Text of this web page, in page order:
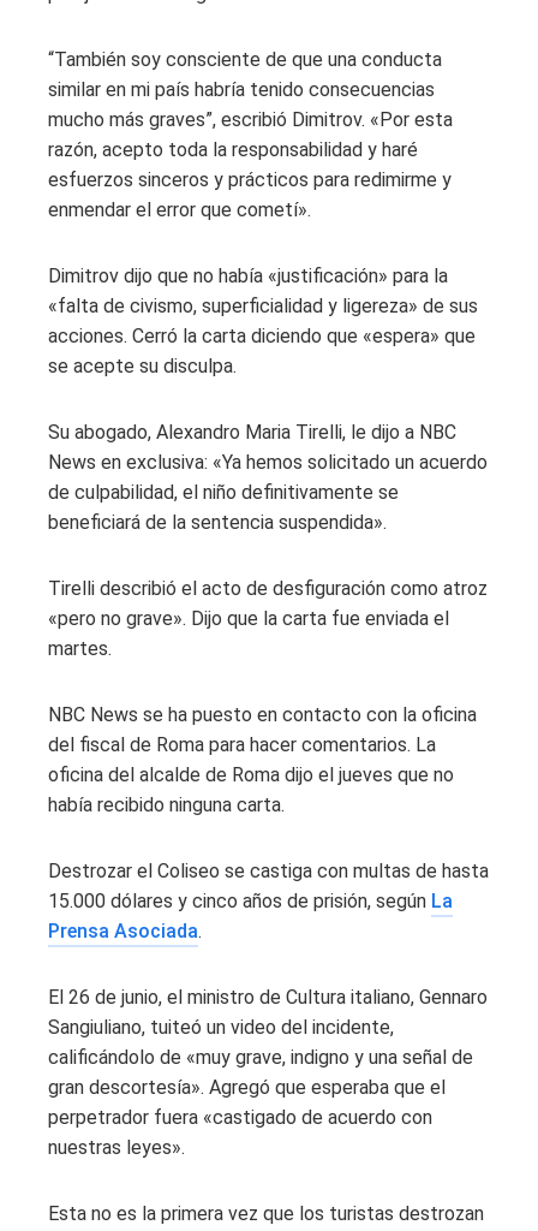
“También soy consciente de que una conducta
similar en mi país habría tenido consecuencias
mucho más graves”, escribió Dimitrov. «Por esta
razón, acepto toda la responsabilidad y haré
esfuerzos sinceros y prácticos para redimirme y
enmendar el error que cometí».
Dimitrov dijo que no había «justificación» para la
«falta de civismo, superficialidad y ligereza» de sus
acciones. Cerró la carta diciendo que «espera» que
se acepte su disculpa.
Su abogado, Alexandro Maria Tirelli, le dijo a NBC
News en exclusiva: «Ya hemos solicitado un acuerdo
de culpabilidad, el niño definitivamente se
beneficiará de la sentencia suspendida».
Tirelli describió el acto de desfiguración como atroz
«pero no grave». Dijo que la carta fue enviada el
martes.
NBC News se ha puesto en contacto con la oficina
del fiscal de Roma para hacer comentarios. La
oficina del alcalde de Roma dijo el jueves que no
había recibido ninguna carta.
Destrozar el Coliseo se castiga con multas de hasta
15.000 dólares y cinco años de prisión, según La
Prensa Asociada.
El 26 de junio, el ministro de Cultura italiano, Gennaro
Sangiuliano, tuiteó un video del incidente,
calificándolo de «muy grave, indigno y una señal de
gran descortesía». Agregó que esperaba que el
perpetrador fuera «castigado de acuerdo con
nuestras leyes».
Esta no es la primera vez que los turistas destrozan